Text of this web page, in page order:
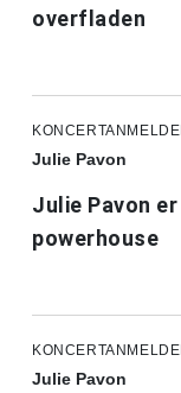
overfladen
Julie Pavon
Julie Pavon
powerhouse
Julie Pavon